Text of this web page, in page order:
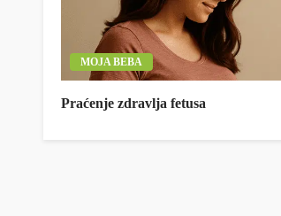
MOJA BEBA
Praćenje zdravlja fetusa